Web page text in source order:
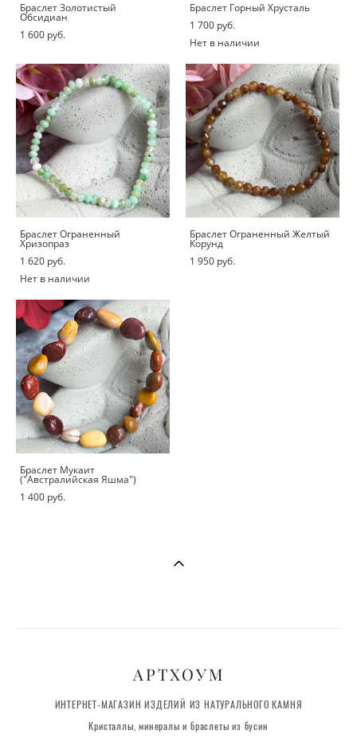
Браслет Золотистый
Обсидиан
1 600 pуб.
Браслет Горный Хрусталь
1 700 pуб.
Нет в наличии
Браслет Ограненный
Хризопраз
1 620 pуб.
Нет в наличии
Браслет Ограненный Желтый
Корунд
1 950 pуб.
Браслет Мукаит
("Австралийская Яшма")
1 400 pуб.
АРТХОУМ
ИНТЕРНЕТ-МАГАЗИН ИЗДЕЛИЙ ИЗ НАТУРАЛЬНОГО КАМНЯ
Кристаллы, минералы и браслеты из бусин